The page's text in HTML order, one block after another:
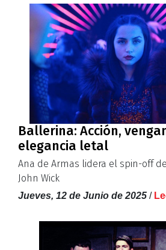
Ballerina: Acción,
elegancia letal
Ana de Armas lidera el spin-off
John Wick
Jueves, 12 de Junio de 2025 /